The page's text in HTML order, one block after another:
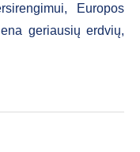
Europos
geriausių erdvių,